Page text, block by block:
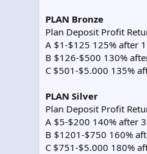
PLAN Bronze
Plan Deposit Profit
A $1-$125 125% after
B $126-$500 130%
C $501-$5.000 135%
PLAN Silver
Plan Deposit Profit
A $5-$200 140% after
B $1201-$750 160%
C $751-$5.000 180%